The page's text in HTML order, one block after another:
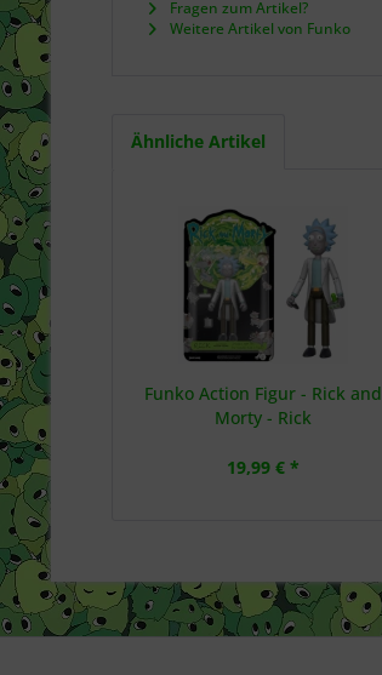
Fragen zum Artikel?
Weitere Artikel von Funko
Ähnliche Artikel
Funko Action Figur - Rick and
Morty - Rick
19,99 € *